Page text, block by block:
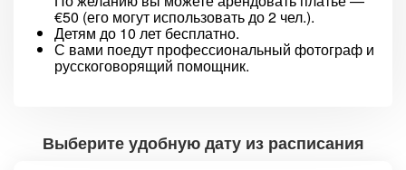
€50 (его могут использовать до 2 чел.).
Детям до 10 лет бесплатно.
С вами поедут профессиональный фотограф и
русскоговорящий помощник.
Выберите удобную дату из расписания